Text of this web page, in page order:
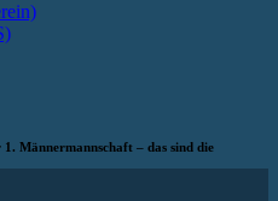
Männermannschaft – das sind die